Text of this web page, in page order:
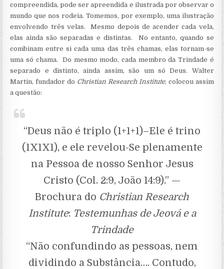
compreendida, pode ser apreendida e ilustrada por observar o
mundo que nos rodeia. Tomemos, por exemplo, uma ilustração
envolvendo três velas. Mesmo depois de acender cada vela,
elas ainda são separadas e distintas. No entanto, quando se
combinam entre si cada uma das três chamas, elas tornam-se
uma só chama. Do mesmo modo, cada membro da Trindade é
separado e distinto, ainda assim, são um só Deus. Walter
Martin, fundador do Christian Research Institute, colocou assim
a questão:
“Deus não é triplo (1+1+1)–Ele é trino
(1X1X1), e ele revelou-Se plenamente
na Pessoa de nosso Senhor Jesus
Cristo (Col. 2:9, João 14:9).” —
Brochura do Christian Research
Institute: Testemunhas de Jeová e a
Trindade
“Não confundindo as pessoas, nem
dividindo a Substância…. Contudo,